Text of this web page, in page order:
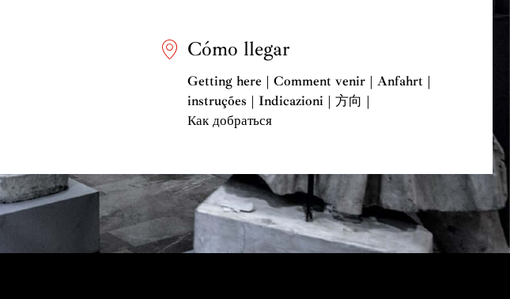
Cómo llegar
Getting here | Comment venir | Anfahrt |
instruções | Indicazioni | 方向 |
Как добраться